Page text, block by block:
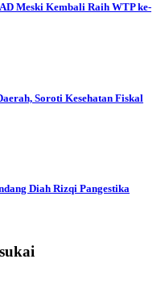
Meski Kembali Raih WTP ke-
Soroti Kesehatan Fiskal
Diah Rizqi Pangestika